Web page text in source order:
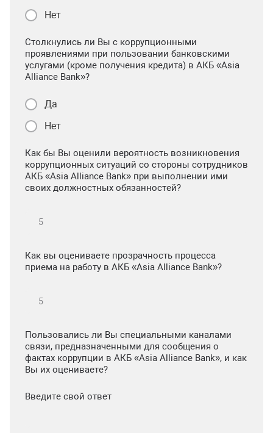
Нет
Столкнулись ли Вы с коррупционными
проявлениями при пользовании банковскими
услугами (кроме получения кредита) в АКБ «Asia
Alliance Bank»?
Да
Нет
Как бы Вы оценили вероятность возникновения
коррупционных ситуаций со стороны сотрудников
АКБ «Asia Alliance Bank» при выполнении ими
своих должностных обязанностей?
Как вы оцениваете прозрачность процесса
приема на работу в АКБ «Asia Alliance Bank»?
Пользовались ли Вы специальными каналами
связи, предназначенными для сообщения о
фактах коррупции в АКБ «Asia Alliance Bank», и как
Вы их оцениваете?
Введите свой ответ